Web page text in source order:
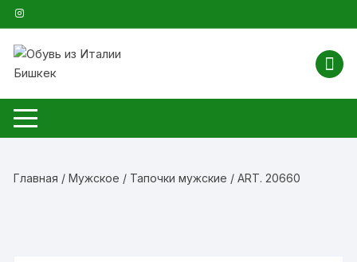
Перейти
к
содержимому
Главная /Мужское / Тапочки мужские / ART. 20660